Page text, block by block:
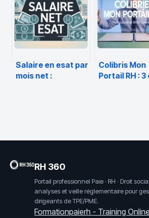
structure efficace
formations
Salaire en esat par
mois net :
Colibris Mon
Portail RH : 3
réel
RH 360
Portail professionnel Paie · RH · Droit
analyses et veille réglementaire pour
dirigeants de TPE/PME.
Formationpaierh - Training